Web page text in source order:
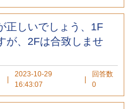
正しいでしょう、1F
が、2Fは合致しませ
2023-10-29
16:43:07
回答数
0